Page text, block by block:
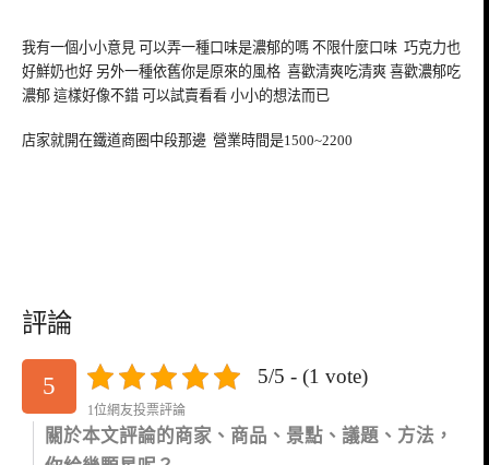
我有一個小小意見 可以弄一種口味是濃郁的嗎 不限什麼口味 巧克力也
好鮮奶也好 另外一種依舊你是原來的風格 喜歡清爽吃清爽 喜歡濃郁吃
濃郁 這樣好像不錯 可以試賣看看 小小的想法而已
店家就開在鐵道商圈中段那邊 營業時間是1500~2200
評論
5 5/5 - (1 vote)
1位網友投票評論
關於本文評論的商家、商品、景點、議題、方法，